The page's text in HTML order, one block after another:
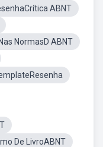
ABNT
NormasD ABNT
De LivroABNT